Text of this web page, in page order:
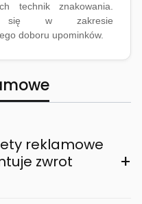
technik znakowania.
się w zakresie
doboru upominków.
reklamowe
zwrot
+